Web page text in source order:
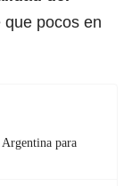
pocos en
para